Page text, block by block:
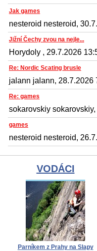
Jak games
nesteroid nesteroid,
Jižní Čechy zvou na nejle...
Horydoly , 29.7.2026
Re: Nordic Scating brusle
jalann jalann, 28.7.2026
Re: games
sokarovskiy
games
nesteroid nesteroid,
VODÁCI
Parníkem z Prahy na Slapy